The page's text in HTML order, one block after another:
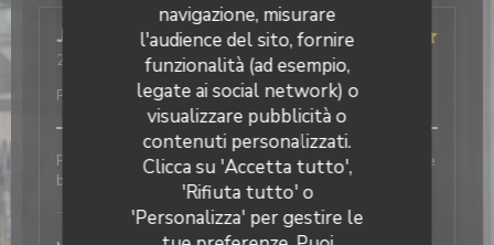
navigazione, misurare
l'audience del sito, fornire
funzionalità (ad esempio,
legate ai social network) o
visualizzare pubblicità o
contenuti personalizzati.
Clicca su 'Accetta tutto',
'Rifiuta tutto' o
'Personalizza' per gestire le
Juliette
H
2026-08-03
- 19:30 - Ospiti 7
/5 Atmosfera: 5/5 Cucina: 5/5 Qualità /
Prezzo
Personnel très accueillant et très agréable Cuisine de
bonne qualité
L'Office ha risposto a questa recensione